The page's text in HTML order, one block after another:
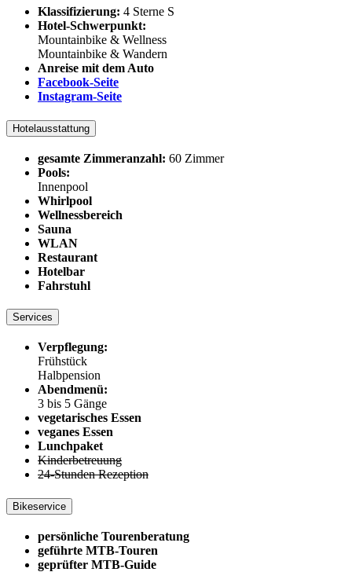
Klassifizierung: 4 Sterne S
Hotel-Schwerpunkt:
Mountainbike & Wellness
Mountainbike & Wandern
Anreise mit dem Auto
Facebook-Seite
Instagram-Seite
Hotelausstattung
gesamte Zimmeranzahl: 60 Zimmer
Pools:
Innenpool
Whirlpool
Wellnessbereich
Sauna
WLAN
Restaurant
Hotelbar
Fahrstuhl
Services
Verpflegung:
Frühstück
Halbpension
Abendmenü:
3 bis 5 Gänge
vegetarisches Essen
veganes Essen
Lunchpaket
Kinderbetreuung
24-Stunden Rezeption
Bikeservice
persönliche Tourenberatung
geführte MTB-Touren
geprüfter MTB-Guide